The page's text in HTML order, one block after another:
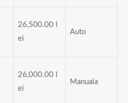
26,500.00
ei
Auto
26,000.00
ei
Manuala